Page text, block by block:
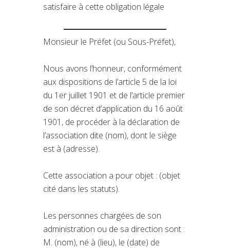
satisfaire à cette obligation légale
Monsieur le Préfet (ou Sous-Préfet),
Nous avons l’honneur, conformément
aux dispositions de l’article 5 de la loi
du 1er juillet 1901 et de l’article premier
de son décret d’application du 16 août
1901, de procéder à la déclaration de
l’association dite (nom), dont le siège
est à (adresse).
Cette association a pour objet : (objet
cité dans les statuts).
Les personnes chargées de son
administration ou de sa direction sont :
M. (nom), né à (lieu), le (date) de